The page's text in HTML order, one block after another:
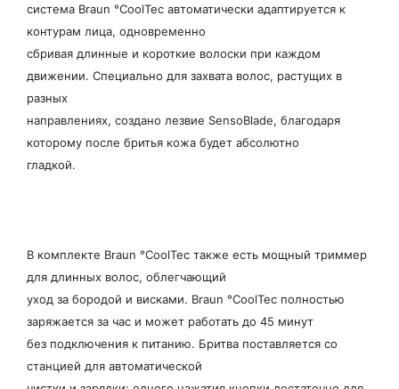
система Braun °CoolTec автоматически адаптируется к
контурам лица, одновременно
сбривая длинные и короткие волоски при каждом
движении. Специально для захвата волос, растущих в
разных
направлениях, создано лезвие SensoBlade, благодаря
которому после бритья кожа будет абсолютно
гладкой.
В комплекте Braun °CoolTec также есть мощный триммер
для длинных волос, облегчающий
уход за бородой и висками. Braun °CoolTec полностью
заряжается за час и может работать до 45 минут
без подключения к питанию. Бритва поставляется со
станцией для автоматической